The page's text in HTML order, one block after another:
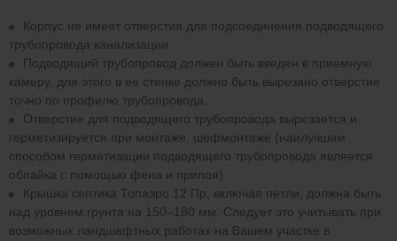
Корпус не имеет отверстия для подсоединения подводящего
трубопровода канализации.
Подводящий трубопровод должен быть введен в приемную
камеру, для этого в ее стенке должно быть вырезано отверстие
точно по профилю трубопровода.
Отверстие для подводящего трубопровода вырезается и
герметизируется при монтаже, шефмонтаже (наилучшим
способом герметизации подводящего трубопровода является
обпайка с помощью фена и припоя).
Крышка септика Топаэро 12 Пр, включая петли, должна быть
над уровнем грунта на 150–180 мм. Следует это учитывать при
возможных ландшафтных работах на Вашем участке в